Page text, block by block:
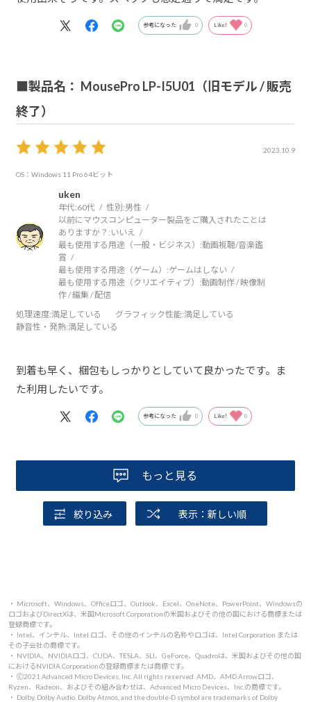
参考になった 0 Like! 0
■製品名： MousePro LP-I5U01（旧モデル / 販売
終了）
2023.10.9
OS：Windows 11 Pro 64ビット
uken
年代:60代 性別:男性
以前にマウスコンピューター製品をご購入されたことは
ありますか？: いいえ
最も使用する用途（一般・ビジネス）:動画視聴/音楽鑑
賞
最も使用する用途（ゲーム）:ゲームはしない
最も使用する用途（クリエイティブ）:動画制作 / 映像制
作 / 編集 / 配信
処理速度:満足している グラフィック性能:満足している
静音性・発熱:満足している
到着も早く、梱包もしっかりとしていて良かったです。ま
た利用したいです。
参考になった 0 Like! 0
もっと見る
絞り込み 表示：新しい順
・ Microsoft、Windows、Officeロゴ、Outlook、Excel、OneNote、PowerPoint、Windowsの
ロゴおよびDirectXは、米国Microsoft Corporationの米国およびその他の国における商標または
登録商標です。
・ Intel、インテル、Intel ロゴ、その他のインテルの名称やロゴは、Intel Corporation または
その子会社の商標です。
・ NVIDIA、NVIDIAロゴ、CUDA、TESLA、SLI、GeForce、Quadroは、米国およびその他の国
におけるNVIDIA Corporationの登録商標または商標です。
・ 🄫2021 Advanced Micro Devices, Inc. All rights reserved. AMD、AMD Arrowロゴ、
Ryzen、Radeon、およびその組み合わせは、Advanced Micro Devices、Inc.の商標です。
・ Dolby, Dolby Audio, Dolby Atmos, and the double-D symbol are trademarks of Dolby